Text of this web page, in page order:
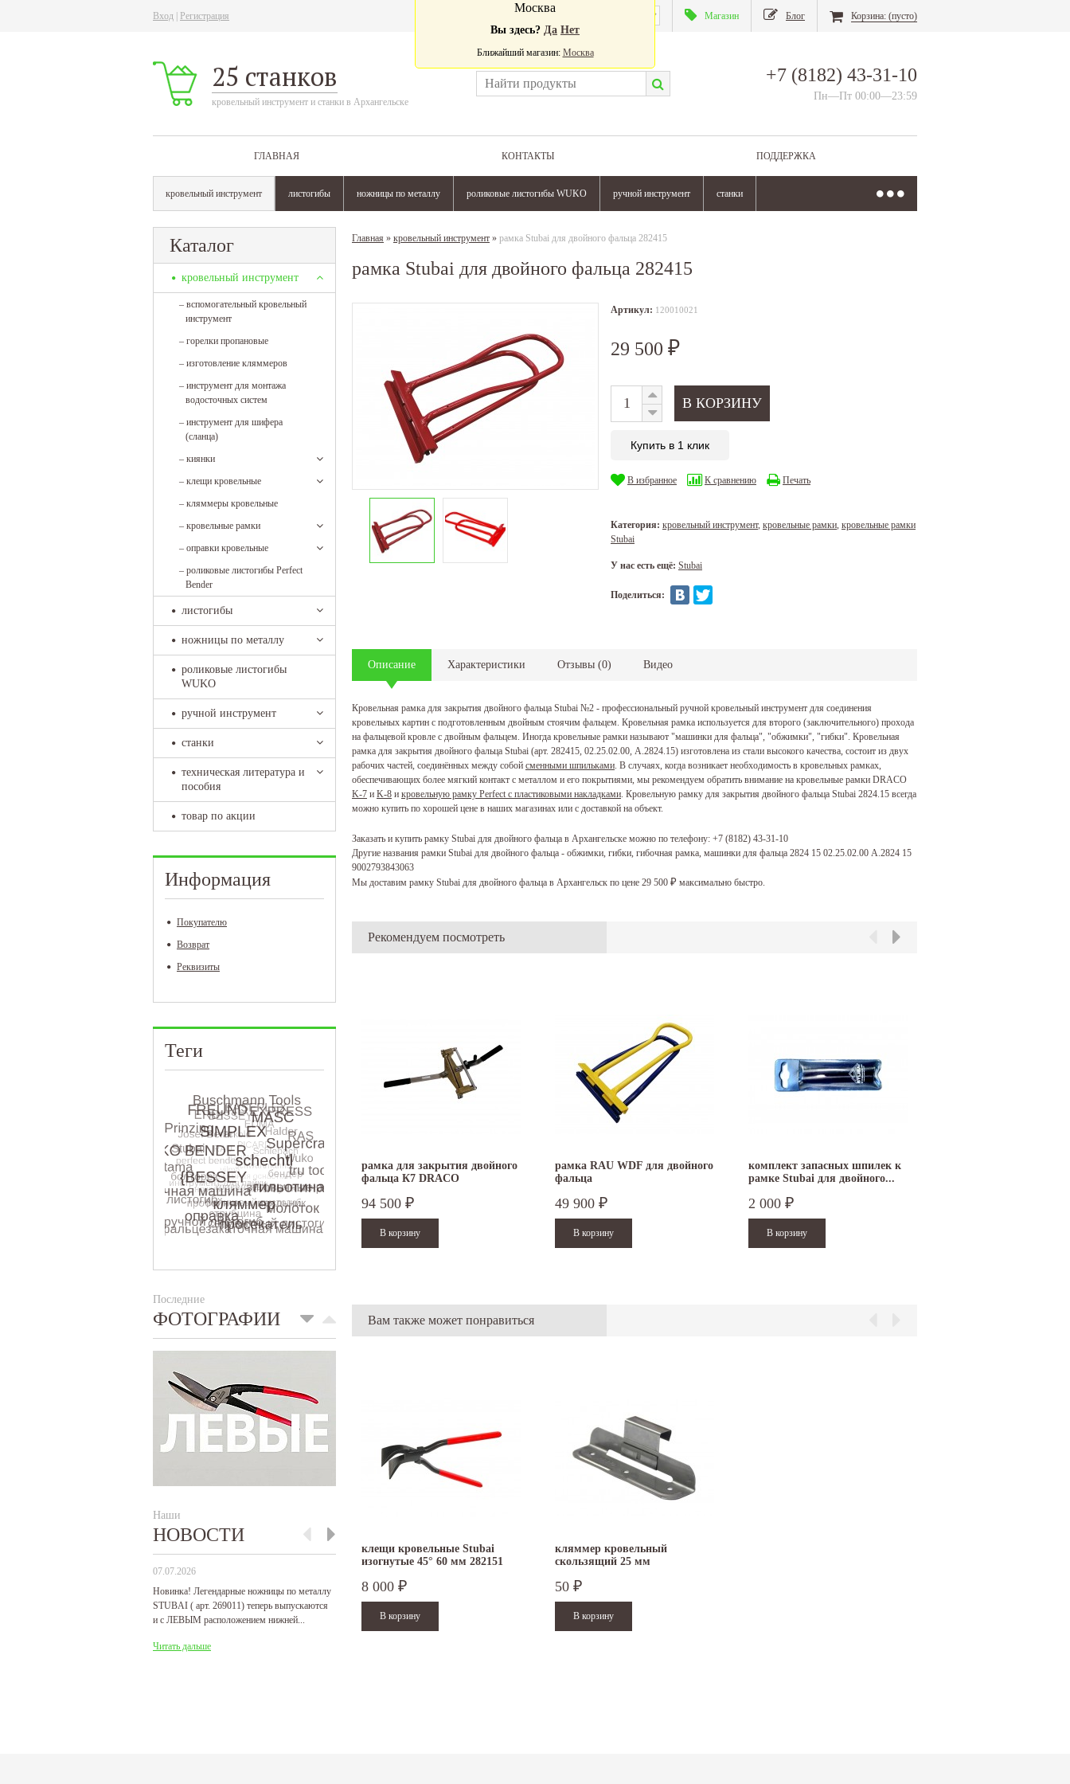
Вход Регистрация Магазин Блог Корзина: (пусто)
25 станков
кровельный инструмент и станки в Архангельске
+7 (8182) 43-31-10
Пн—Пт 00:00—23:59
ГЛАВНАЯ КОНТАКТЫ ПОДДЕРЖКА
кровельный инструмент листогибы ножницы по металлу роликовые листогибы WUKO ручной инструмент станки
Москва
Вы здесь? Да Нет
Ближайший магазин: Москва
Каталог
кровельный инструмент
– вспомогательный кровельный
инструмент
– горелки пропановые
– изготовление кляммеров
– инструмент для монтажа
водосточных систем
– инструмент для шифера
(сланца)
– киянки
– клещи кровельные
– кляммеры кровельные
– кровельные рамки
– оправки кровельные
– роликовые листогибы Perfect
Bender
листогибы
ножницы по металлу
роликовые листогибы
WUKO
ручной инструмент
станки
техническая литература и
пособия
товар по акции
Информация
Покупателю
Возврат
Реквизиты
Теги
Последние
ФОТОГРАФИИ
Наши
НОВОСТИ
07.07.2026
Новинка! Легендарные ножницы по металлу
STUBAI ( арт. 269011) теперь выпускаются
и с ЛЕВЫМ расположением нижней...
Читать дальше
Режим работы офисов в новогодние
декабря - работаем в обычном...
30 апреля - работаем в обычном режиме с
- работаем в обычном режиме с 08 по...
Главная » кровельный инструмент » рамка Stubai для двойного фальца 282415
рамка Stubai для двойного фальца 282415
Артикул: 120010021
29 500 ₽
Купить в 1 клик
В избранное К сравнению Печать
Категория: кровельный инструмент, кровельные рамки кровельные рамки
Stubai
У нас есть ещё: Stubai
Поделиться:
Описание Характеристики Отзывы (0) Видео
Кровельная рамка для закрытия двойного фальца Stubai №2 - профессиональный ручной кровельный инструмент для соединения
кровельных картин с подготовленным двойным стоячим фальцем. Кровельная рамка используется для второго (заключительного) прохода
на фальцевой кровле с двойным фальцем. Иногда кровельные рамки называют "машинки для фальца", "обжимки", "гибки". Кровельная
рамка для закрытия двойного фальца Stubai (арт. 282415, 02.25.02.00, А.2824.15) изготовлена из стали высокого качества, состоит из двух
рабочих частей, соединённых между собой сменными шпильками . В случаях, когда возникает необходимость в кровельных рамках,
обеспечивающих более мягкий контакт с металлом и его покрытиями, мы рекомендуем обратить внимание на кровельные рамки DRACO
K-7 и K-8 и кровельную рамку Perfect с пластиковыми накладками . Кровельную рамку для закрытия двойного фальца Stubai 2824.15 всегда
можно купить по хорошей цене в наших магазинах или с доставкой на объект.
Заказать и купить рамку Stubai для двойного фальца в Архангельске можно по телефону: +7 (8182) 43-31-10
Другие названия рамки Stubai для двойного фальца - обжимки, гибки, гибочная рамка, машинки для фальца 2824 15 02.25.02.00 А.2824 15
9002793843063
Мы доставим рамку Stubai для двойного фальца в Архангельск по цене 29 500 ₽ максимально быстро.
Рекомендуем посмотреть
рамка для закрытия двойного
фальца К7 DRACO
94 500 ₽
рамка RAU WDF для двойного
фальца
49 900 ₽
комплект запасных шпилек к
рамке Stubai для двойного...
2 000 ₽
Вам также может понравиться
клещи кровельные Stubai
изогнутые 45° 60 мм 282151
8 000 ₽
кляммер кровельный
скользящий 25 мм
50 ₽